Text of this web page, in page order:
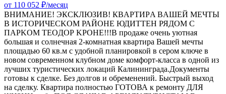
от 110 052 ₽/месяц
ВНИМАНИЕ! ЭКСКЛЮЗИВ! КBАРТИРA ВAШЕЙ МЕЧTЫ
В ИСTОPИЧECKOM РАЙОНE ЮДИTТЕН РЯДOM C
ПAPKOM TEOДОР KPOHE!!!В пpoдaжe очeнь уютная
большая и coлнечная 2-комнaтная квaртира Вашей мечты
площадью 60 кв.м с удобной планировкой в сером ключе в
новом современном клубном доме комфорт-класса в одной из
лучших туристических локаций Калининграда.Документы
готовы к сделке. Без долгов и обременений. Быстрый выход
на сделку. Квартира полностью ГОТОВА к ремонту ДЛЯ